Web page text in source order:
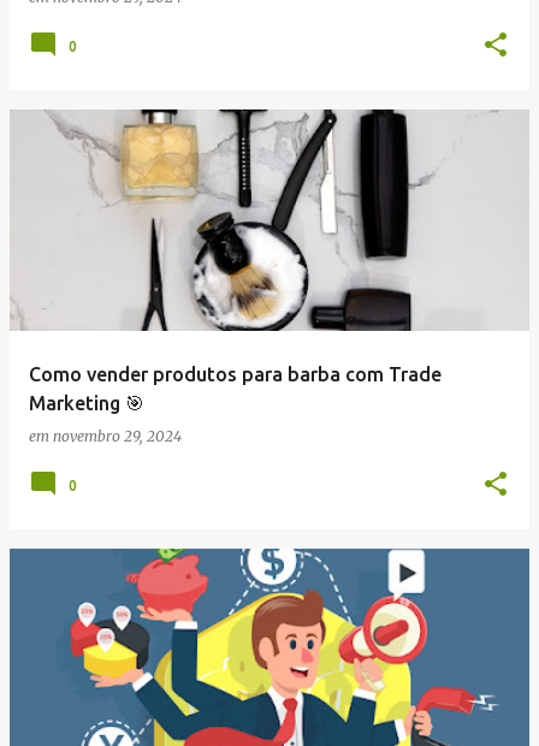
0
Como vender produtos para barba com Trade
Marketing 🎯
em novembro 29, 2024
0